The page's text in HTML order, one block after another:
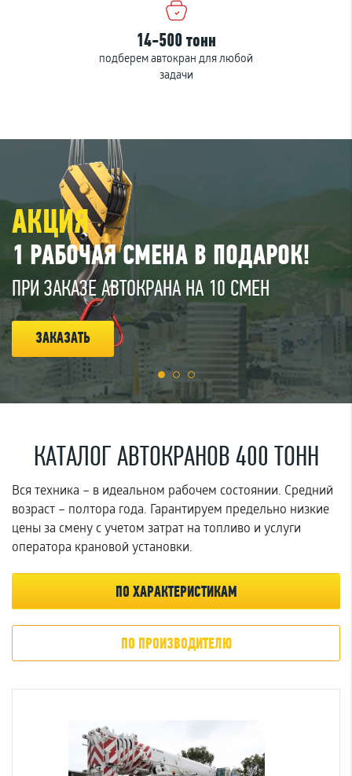
14-500 тонн
подберем автокран для любой
задачи
АКЦИЯ
1 РАБОЧАЯ СМЕНА В ПОДАРОК!
ПРИ ЗАКАЗЕ АВТОКРАНА НА 10 СМЕН
ЗАКАЗАТЬ
КАТАЛОГ АВТОКРАНОВ 400 ТОНН
Вся техника – в идеальном рабочем состоянии. Средний
возраст – полтора года. Гарантируем предельно низкие
цены за смену с учетом затрат на топливо и услуги
оператора крановой установки.
ПО ХАРАКТЕРИСТИКАМ
ПО ПРОИЗВОДИТЕЛЮ